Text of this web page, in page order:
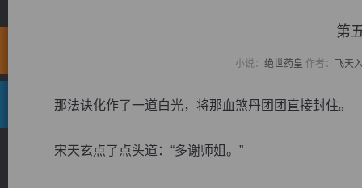
第
小说： 绝世药皇 作者： 飞天
那法诀化作了一道白光，将那血煞丹团团直接封住。
宋天玄点了点头道：“多谢师姐。”